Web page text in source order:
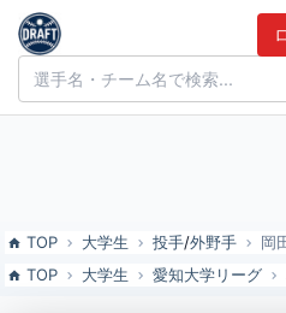
岡田 一桜（名城大）の特徴とドラ
評価
ドラフト候補とみんなの評価
TOP 大学生 投手/外野手
岡
TOP
大学生 愛知大学リーグ